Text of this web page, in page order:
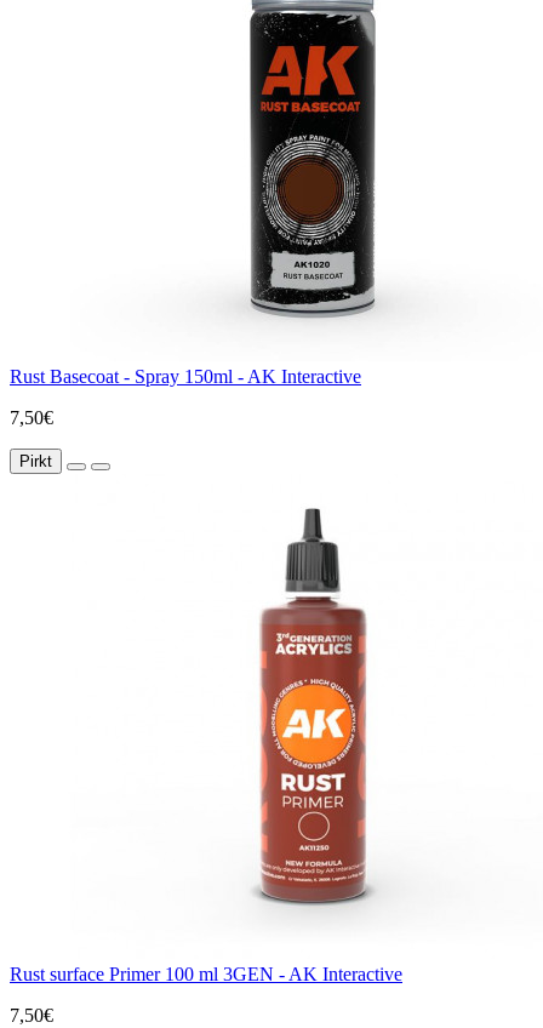
Rust Basecoat - Spray 150ml - AK Interactive
7,50€
Pirkt
Rust surface Primer 100 ml 3GEN - AK Interactive
7,50€